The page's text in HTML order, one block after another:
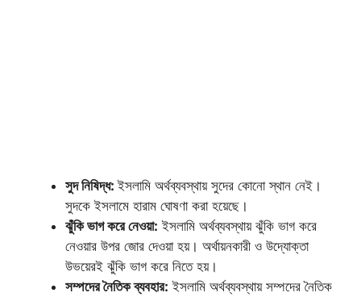
সুদ নিষিদ্ধ:ইসলামি অর্থব্যবস্থায় সুদের কোনো স্থান নেই।
সুদকে ইসলামে হারাম ঘোষণা করা হয়েছে।
ঝুঁকি ভাগ করে নেওয়া: ইসলামি অর্থব্যবস্থায় ঝুঁকি ভাগ করে
নেওয়ার উপর জোর দেওয়া হয়। অর্থায়নকারী ও উদ্যোক্তা
উভয়েরই ঝুঁকি ভাগ করে নিতে হয়।
সম্পদের নৈতিক ব্যবহার: ইসলামি অর্থব্যবস্থায় সম্পদের নৈতিক